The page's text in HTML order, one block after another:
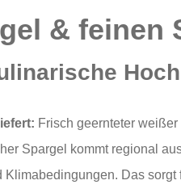
& feinen
Frisch geernteter
Spargel kommt regional
Das sorgt